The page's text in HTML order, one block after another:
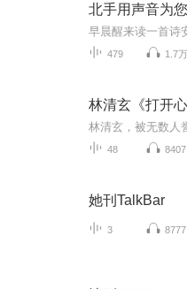
北手用声音为
479 1.7万
林清玄《打开心
48 8407
她刊TalkBar
3 8777